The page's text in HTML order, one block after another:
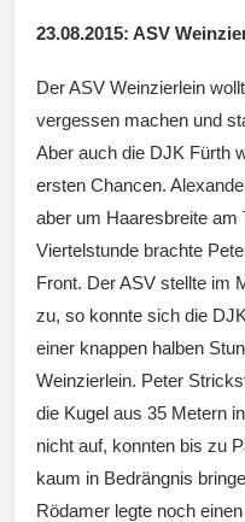
23.08.2015: ASV
Der ASV Weinzierlein
vergessen machen und
Aber auch die DJK Fürth
ersten Chancen.
aber um Haaresbreite am
Viertelstunde brachte
Front. Der ASV stellte im
zu, so konnte sich die
einer knappen halben
Weinzierlein. Peter
die Kugel aus 35 Metern
nicht auf, konnten bis zu
kaum in Bedrängnis
Rödamer legte noch